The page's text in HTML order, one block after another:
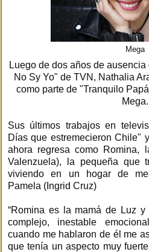
Mega
Luego de dos años de
No Sy Yo" de TVN, Nathalia
como parte de "Tranquilo
Mega.
Sus últimos trabajos en
Días que estremecieron Chile"
ahora regresa como Romina,
Valenzuela), la pequeña que
viviendo en un hogar de
Pamela (Ingrid Cruz)
“Romina es la mamá de Luz
complejo, inestable
cuando me hablaron de él me
que tenía un aspecto muy